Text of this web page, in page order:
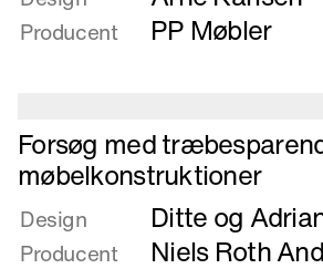
møbler
ask
Producent PP Møbler
Læs
mere
om
Forsøg
træbesparende
Forsøg med
møbelkonstruktioner
Design Ditte og
Producent Niels Roth